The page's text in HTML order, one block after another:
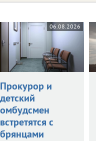
06.08.2026
Прокурор и
детский
омбудсмен
встретятся с
брянцами